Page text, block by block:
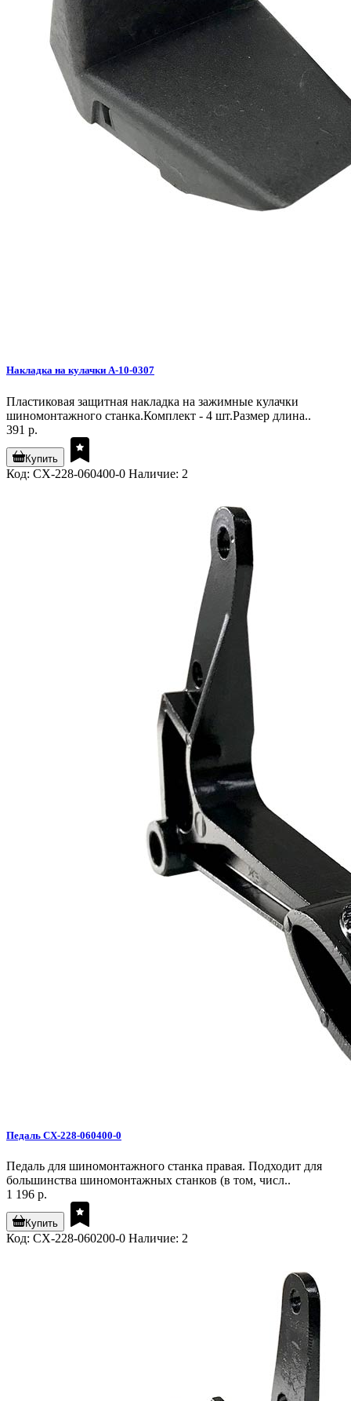
Накладка на кулачки A-10-0307
Пластиковая защитная накладка на зажимные кулачки
шиномонтажного станка.Комплект - 4 шт.Размер длина..
391 р.
Купить
Код: CX-228-060400-0 Наличие: 2
Педаль CX-228-060400-0
Педаль для шиномонтажного станка правая. Подходит для
большинства шиномонтажных станков (в том, числ..
1 196 р.
Купить
Код: CX-228-060200-0 Наличие: 2